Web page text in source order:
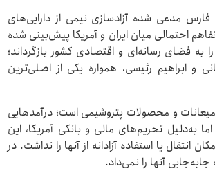
مدعی شده آزادسازی نیمی از دارایی‌های
دلار، در یادداشت تفاهم احتمالی میان ایران و آمریکا پیش‌بینی شده
فضای رسانه‌ای و اقتصادی کشور بازگرداند؛
ابراهیم رئیسی، همواره یکی از اصلی‌ترین
و محصولات پتروشیمی است؛ درآمدهایی
به‌دلیل تحریم‌های مالی و بانکی آمریکا، این
یا استفاده آزادانه از آنها را نداشت. در
آنها را نمی‌داد.